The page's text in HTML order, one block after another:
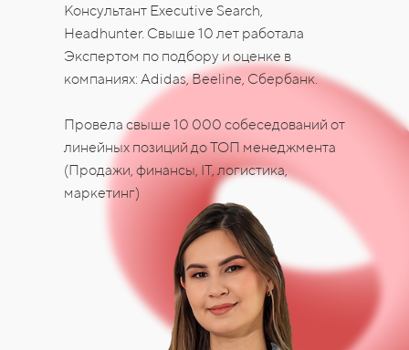
Консультант Executive Search,
Headhunter. Свыше 10 лет работала
Экспертом по подбору и оценке в
компаниях: Adidas, Beeline, Сбербанк.
Провела свыше 10 000 собеседований от
линейных позиций до ТОП менеджмента
(Продажи, финансы, IT, логистика,
маркетинг)